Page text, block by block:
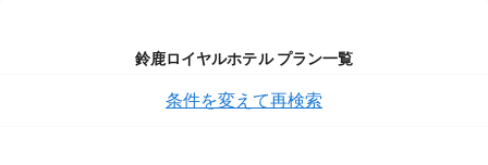
鈴鹿ロイヤルホテル プラン一覧
条件を変えて再検索